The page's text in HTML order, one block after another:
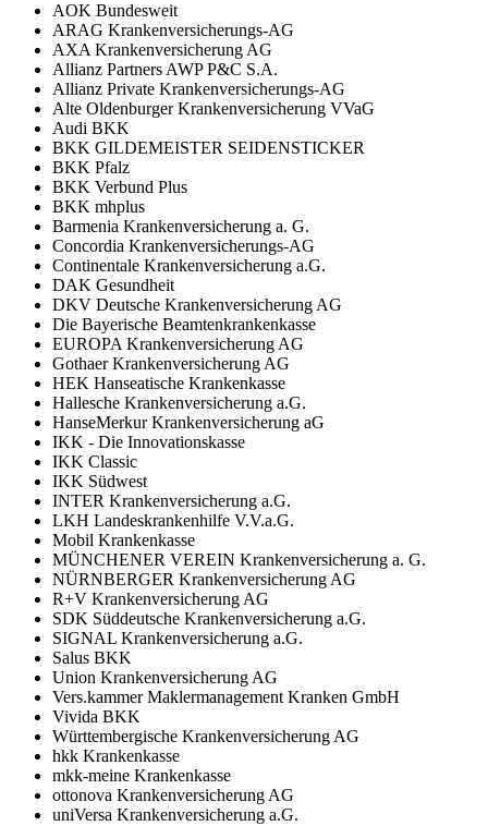
AOK Bundesweit
ARAG Krankenversicherungs-AG
AXA Krankenversicherung AG
Allianz Partners AWP P&C S.A.
Allianz Private Krankenversicherungs-AG
Alte Oldenburger Krankenversicherung VVaG
Audi BKK
BKK GILDEMEISTER SEIDENSTICKER
BKK Pfalz
BKK Verbund Plus
BKK mhplus
Barmenia Krankenversicherung a. G.
Concordia Krankenversicherungs-AG
Continentale Krankenversicherung a.G.
DAK Gesundheit
DKV Deutsche Krankenversicherung AG
Die Bayerische Beamtenkrankenkasse
EUROPA Krankenversicherung AG
Gothaer Krankenversicherung AG
HEK Hanseatische Krankenkasse
Hallesche Krankenversicherung a.G.
HanseMerkur Krankenversicherung aG
IKK - Die Innovationskasse
IKK Classic
IKK Südwest
INTER Krankenversicherung a.G.
LKH Landeskrankenhilfe V.V.a.G.
Mobil Krankenkasse
MÜNCHENER VEREIN Krankenversicherung a. G.
NÜRNBERGER Krankenversicherung AG
R+V Krankenversicherung AG
SDK Süddeutsche Krankenversicherung a.G.
SIGNAL Krankenversicherung a.G.
Salus BKK
Union Krankenversicherung AG
Vers.kammer Maklermanagement Kranken GmbH
Vivida BKK
Württembergische Krankenversicherung AG
hkk Krankenkasse
mkk-meine Krankenkasse
ottonova Krankenversicherung AG
uniVersa Krankenversicherung a.G.